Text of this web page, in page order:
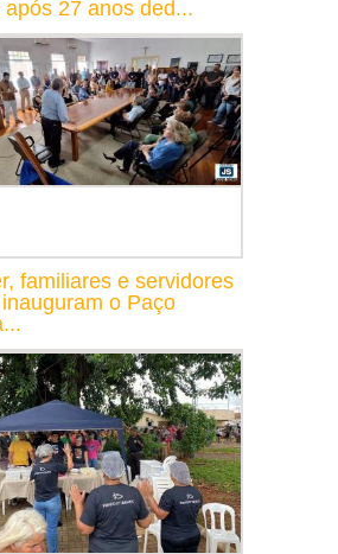
27 anos ded...
familiares e servidores
o Paço